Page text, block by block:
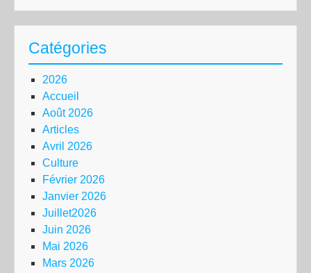
Catégories
2026
Accueil
Août 2026
Articles
Avril 2026
Culture
Février 2026
Janvier 2026
Juillet2026
Juin 2026
Mai 2026
Mars 2026